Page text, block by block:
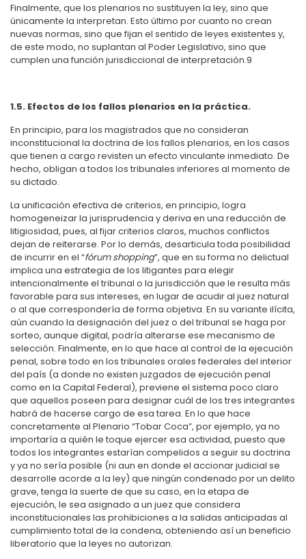
Finalmente, que los plenarios no sustituyen la ley, sino que
únicamente la interpretan. Esto último por cuanto no crean
nuevas normas, sino que fijan el sentido de leyes existentes y,
de este modo, no suplantan al Poder Legislativo, sino que
cumplen una función jurisdiccional de interpretación.9
1.5. Efectos de los fallos plenarios en la práctica.
En principio, para los magistrados que no consideran
inconstitucional la doctrina de los fallos plenarios, en los casos
que tienen a cargo revisten un efecto vinculante inmediato. De
hecho, obligan a todos los tribunales inferiores al momento de
su dictado.
La unificación efectiva de criterios, en principio, logra
homogeneizar la jurisprudencia y deriva en una reducción de
litigiosidad, pues, al fijar criterios claros, muchos conflictos
dejan de reiterarse. Por lo demás, desarticula toda posibilidad
de incurrir en el “fórum shopping”, que en su forma no delictual
implica una estrategia de los litigantes para elegir
intencionalmente el tribunal o la jurisdicción que le resulta más
favorable para sus intereses, en lugar de acudir al juez natural
o al que correspondería de forma objetiva. En su variante ilícita,
aún cuando la designación del juez o del tribunal se haga por
sorteo, aunque digital, podría alterarse ese mecanismo de
selección. Finalmente, en lo que hace al control de la ejecución
penal, sobre todo en los tribunales orales federales del interior
del país (a donde no existen juzgados de ejecución penal
como en la Capital Federal), previene el sistema poco claro
que aquellos poseen para designar cuál de los tres integrantes
habrá de hacerse cargo de esa tarea. En lo que hace
concretamente al Plenario “Tobar Coca”, por ejemplo, ya no
importaría a quién le toque ejercer esa actividad, puesto que
todos los integrantes estarían compelidos a seguir su doctrina
y ya no sería posible (ni aun en donde el accionar judicial se
desarrolle acorde a la ley) que ningún condenado por un delito
grave, tenga la suerte de que su caso, en la etapa de
ejecución, le sea asignado a un juez que considera
inconstitucionales las prohibiciones a la salidas anticipadas al
cumplimiento total de la condena, obteniendo así un beneficio
liberatorio que la leyes no autorizan.